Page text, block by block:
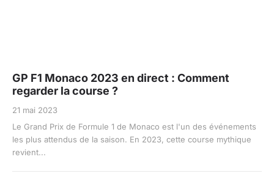
GP F1 Monaco 2023 en direct : Comment
regarder la course ?
21 mai 2023
Le Grand Prix de Formule 1 de Monaco est l'un des événements
les plus attendus de la saison. En 2023, cette course mythique
revient...